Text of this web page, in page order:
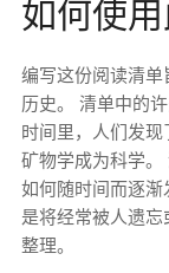
如何使
编写这份阅读清
历史。 清单中的
时间里，人们发
矿物学成为科学
如何随时间而逐
是将经常被人遗
整理。